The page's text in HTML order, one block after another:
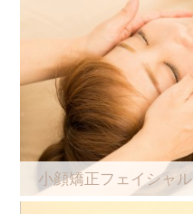
小顔矯正フェイシャル